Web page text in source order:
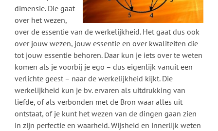
dimensie. Die gaat
over het wezen,
over de essentie van de werkelijkheid. Het gaat dus ook
over jouw wezen, jouw essentie en over kwaliteiten die
tot jouw essentie behoren. Daar kun je iets over te weten
komen als je voorbij je ego – dus eigenlijk vanuit een
verlichte geest – naar de werkelijkheid kijkt. Die
werkelijkheid kun je bv. ervaren als uitdrukking van
liefde, of als verbonden met de Bron waar alles uit
ontstaat, of je kunt het wezen van de dingen gaan zien
in zijn perfectie en waarheid. Wijsheid en innerlijk weten